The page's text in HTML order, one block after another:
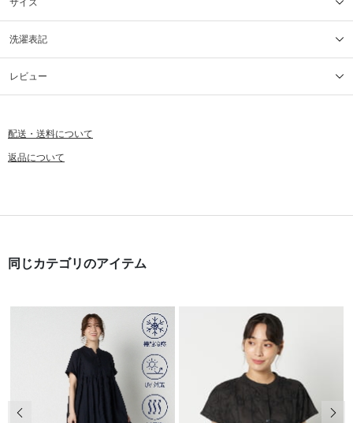
サイズ
洗濯表記
レビュー
配送・送料について
返品について
同じカテゴリのアイテム
前の画像